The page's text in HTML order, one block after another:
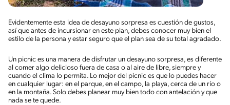
Evidentemente esta idea de desayuno sorpresa es cuestión de gustos,
así que antes de incursionar en este plan, debes conocer muy bien el
estilo de la persona y estar seguro que el plan sea de su total agradado.
Un picnic es una manera de disfrutar un desayuno sorpresa, es diferente
al comer algo delicioso fuera de casa o al aire de libre, siempre y
cuando el clima lo permita. Lo mejor del picnic es que lo puedes hacer
en cualquier lugar: en el parque, en el campo, la playa, cerca de un río o
en la montaña. Solo debes planear muy bien todo con antelación y que
nada se te quede.